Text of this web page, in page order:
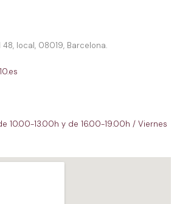
local, 08019, Barcelona.
10.00-13.00h y de 16.00-19.00h / Viernes